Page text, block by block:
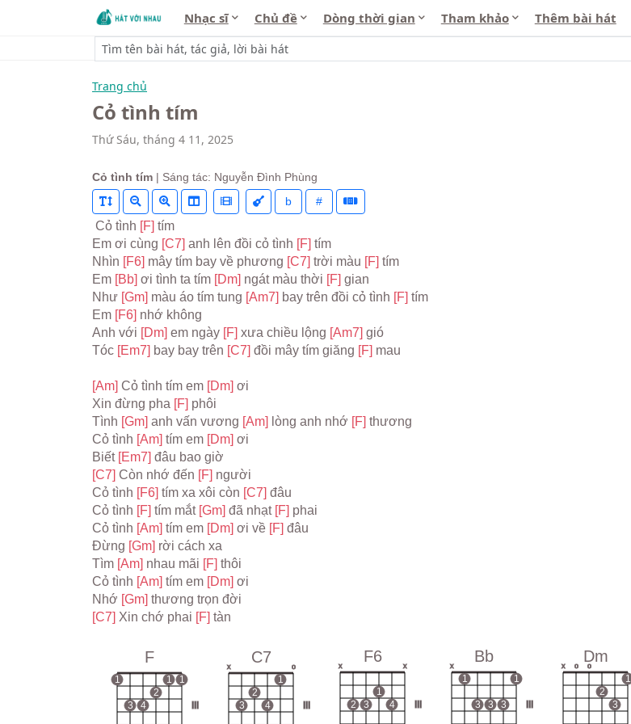
Nhạc sĩ Chủ đề Dòng thời gian Tham khảo Thêm bài hát
Trang chủ
Cỏ tình tím
Thứ Sáu, tháng 4 11, 2025
Cỏ tình tím | Sáng tác: Nguyễn Đình Phùng
b
#
Cỏ tình [F] tím
Em ơi cùng [C7] anh lên đồi cỏ tình [F] tím
Nhìn [F6] mây tím bay về phương [C7] trời màu [F] tím
Em [Bb] ơi tình ta tím [Dm] ngát màu thời [F] gian
Như [Gm] màu áo tím tung [Am7] bay trên đồi cỏ tình [F] tím
Em [F6] nhớ không
Anh với [Dm] em ngày [F] xưa chiều lộng [Am7] gió
Tóc [Em7] bay bay trên [C7] đồi mây tím giăng [F] mau
[Am] Cỏ tình tím em [Dm] ơi
Xin đừng pha [F] phôi
Tình [Gm] anh vấn vương [Am] lòng anh nhớ [F] thương
Cỏ tình [Am] tím em [Dm] ơi
Biết [Em7] đâu bao giờ
[C7] Còn nhớ đến [F] người
Cỏ tình [F6] tím xa xôi còn [C7] đâu
Cỏ tình [F] tím mắt [Gm] đã nhạt [F] phai
Cỏ tình [Am] tím em [Dm] ơi về [F] đâu
Đừng [Gm] rời cách xa
Tìm [Am] nhau mãi [F] thôi
Cỏ tình [Am] tím em [Dm] ơi
Nhớ [Gm] thương trọn đời
[C7] Xin chớ phai [F] tàn
F
1
3 4
2
1 1
C7
x
3
2
4
1
o
F6
x
2 3
1
4
x
Bb
x
1
3 3 3
1
Dm
x o o
2
3
1